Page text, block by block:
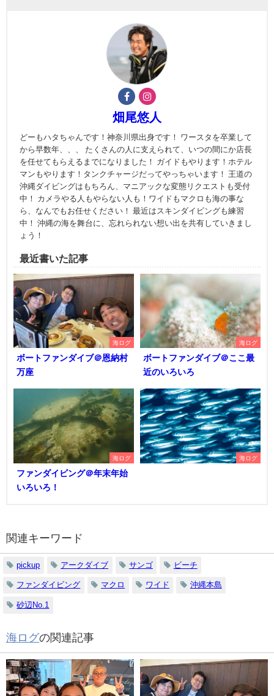
畑尾悠人
どーもハタちゃんです！神奈川県出身です！ ワースタを卒業して
から早数年、、、 たくさんの人に支えられて、いつの間にか店長
を任せてもらえるまでになりました！ ガイドもやります！ホテル
マンもやります！タンクチャージだってやっちゃいます！ 王道の
沖縄ダイビングはもちろん、マニアックな変態リクエストも受付
中！ カメラやる人もやらない人も！ワイドもマクロも海の事な
ら、なんでもお任せください！ 最近はスキンダイビングも練習
中！ 沖縄の海を舞台に、忘れられない想い出を共有していきまし
ょう！
最近書いた記事
海ログ
ボートファンダイブ＠恩納村
万座
海ログ
ボートファンダイブ＠ここ最
近のいろいろ
海ログ
ファンダイビング＠年末年始
いろいろ！
海ログ
関連キーワード
pickup アークダイブ サンゴ ビーチ
ファンダイビング マクロ ワイド 沖縄本島
砂辺No.1
海ログの関連記事